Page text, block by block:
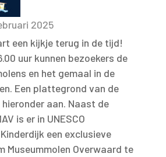
2025
een kijkje terug in de tijd!
uur kunnen bezoekers de
en het gemaal in de
Een plattegrond van de
aan. Naast de
is er in UNESCO
een exclusieve
Museummolen Overwaard te